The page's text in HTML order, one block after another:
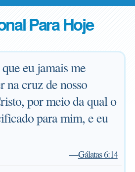
Para Hoje
eu jamais me
na cruz de nosso
por meio da qual o
para mim, e eu
—Gálatas 6:14